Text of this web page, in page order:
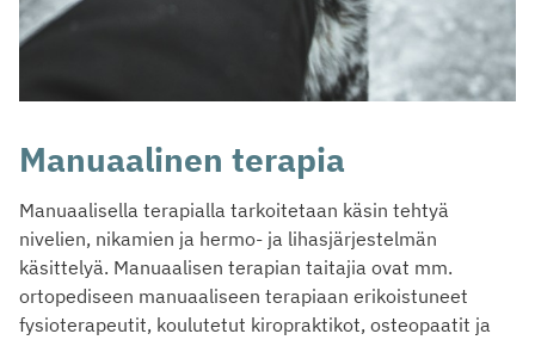
Manuaalinen terapia
Manuaalisella terapialla tarkoitetaan käsin tehtyä
nivelien, nikamien ja hermo- ja lihasjärjestelmän
käsittelyä. Manuaalisen terapian taitajia ovat mm.
ortopediseen manuaaliseen terapiaan erikoistuneet
fysioterapeutit, koulutetut kiropraktikot, osteopaatit ja